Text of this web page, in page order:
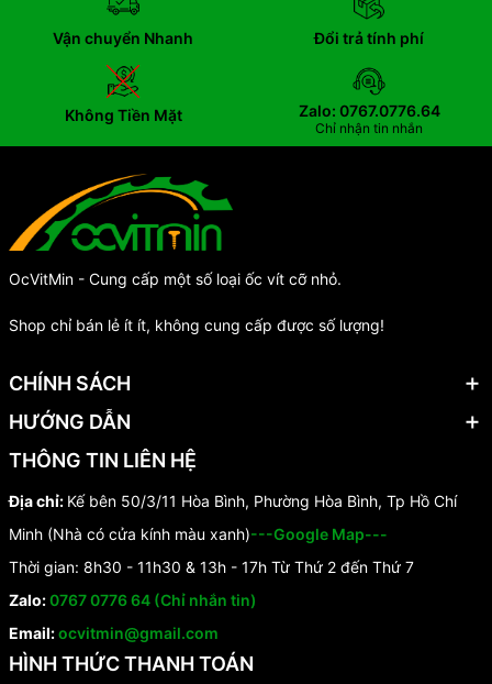
Vận chuyển Nhanh Đổi trả tính phí
Không Tiền Mặt Zalo: 0767.0776.64
Chỉ nhận tin nhắn
OcVitMin - Cung cấp một số loại ốc vít cỡ nhỏ.
Shop chỉ bán lẻ ít ít, không cung cấp được số lượng!
CHÍNH SÁCH
HƯỚNG DẪN
THÔNG TIN LIÊN HỆ
Địa chỉ: Kế bên 50/3/11 Hòa Bình, Phường Hòa Bình, Tp Hồ Chí
Minh (Nhà có cửa kính màu xanh)---Google Map---
Thời gian: 8h30 - 11h30 & 13h - 17h Từ Thứ 2 đến Thứ 7
Zalo:0767 0776 64 (Chỉ nhắn tin)
Email:ocvitmin@gmail.com
HÌNH THỨC THANH TOÁN